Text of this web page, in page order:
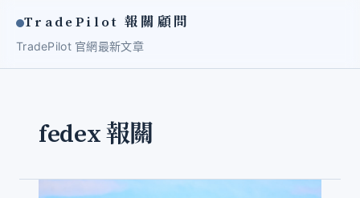
TradePilot 報關顧問
TradePilot 官網最新文章
fedex 報關